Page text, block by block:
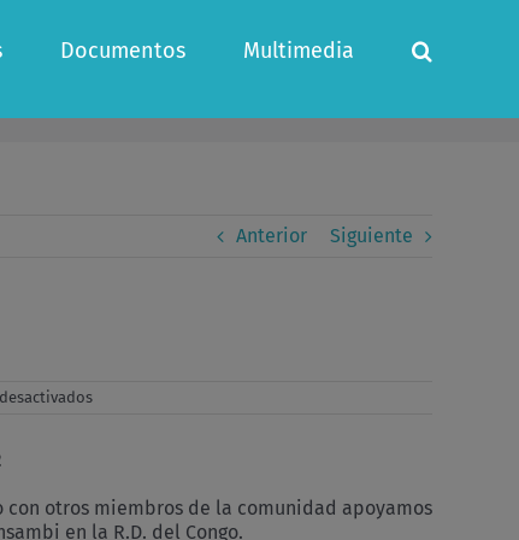
Documentos Multimedia
Anterior Siguiente
en
otros miembros de la comunidad apoyamos
en la R.D. del Congo.